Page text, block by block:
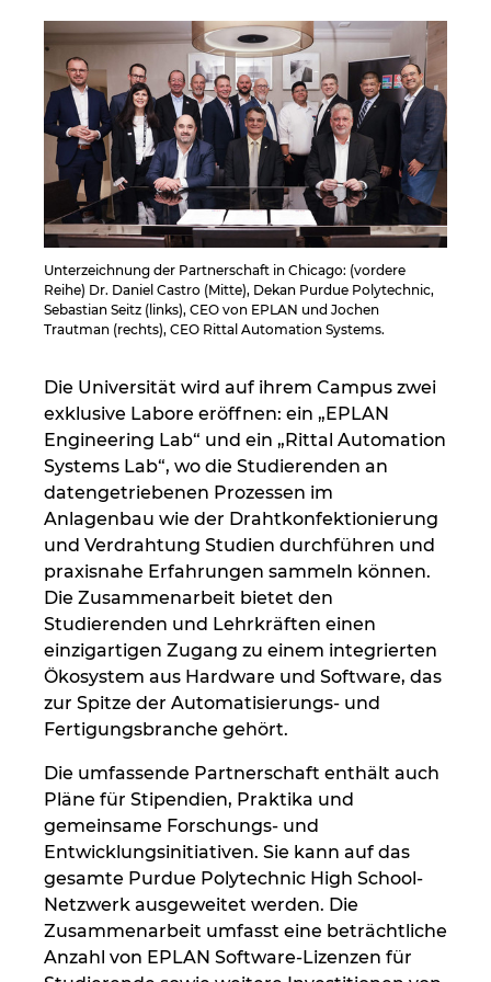
Unterzeichnung der Partnerschaft in Chicago: (vordere
Reihe) Dr. Daniel Castro (Mitte), Dekan Purdue Polytechnic,
Sebastian Seitz (links), CEO von EPLAN und Jochen
Trautman (rechts), CEO Rittal Automation Systems.
Die Universität wird auf ihrem Campus zwei
exklusive Labore eröffnen: ein „EPLAN
Engineering Lab“ und ein „Rittal Automation
Systems Lab“, wo die Studierenden an
datengetriebenen Prozessen im
Anlagenbau wie der Drahtkonfektionierung
und Verdrahtung Studien durchführen und
praxisnahe Erfahrungen sammeln können.
Die Zusammenarbeit bietet den
Studierenden und Lehrkräften einen
einzigartigen Zugang zu einem integrierten
Ökosystem aus Hardware und Software, das
zur Spitze der Automatisierungs- und
Fertigungsbranche gehört.
Die umfassende Partnerschaft enthält auch
Pläne für Stipendien, Praktika und
gemeinsame Forschungs- und
Entwicklungsinitiativen. Sie kann auf das
gesamte Purdue Polytechnic High School-
Netzwerk ausgeweitet werden. Die
Zusammenarbeit umfasst eine beträchtliche
Anzahl von EPLAN Software-Lizenzen für
Kroatien
Litauen
Luxemburg
Malaysia
Neuseeland
Norwegen
Österreich
Peru
Philippinen
Polen
Portugal
Rumänien
Schweden
Schweiz
Serbien